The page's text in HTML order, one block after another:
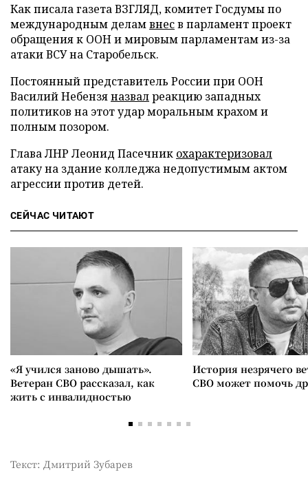
Как писала газета ВЗГЛЯД, комитет Госдумы по
международным деламвнесв парламент проект
обращения к ООН и мировым парламентам из-за
атаки ВСУ на Старобельск.
Постоянный представитель России при ООН
Василий Небензяназвалреакцию западных
политиков на этот удар моральным крахом и
полным позором.
Глава ЛНР Леонид Пасечник охарактеризовал
атаку на здание колледжа недопустимым актом
агрессии против детей.
СЕЙЧАС ЧИТАЮТ
«Я учился заново дышать».
Ветеран СВО рассказал, как
жить с инвалидностью
История незрячего
СВО может помочь
Текст: Дмитрий Зубарев